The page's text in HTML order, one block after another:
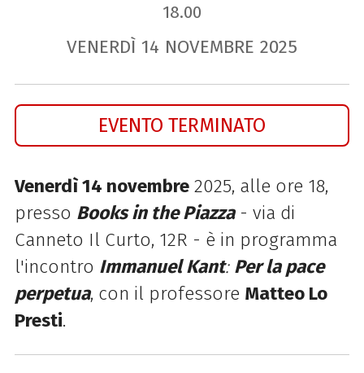
18.00
VENERDÌ 14 NOVEMBRE 2025
EVENTO TERMINATO
Venerdì 14 novembre2025, alle ore 18,
presso Books in the Piazza- via di
Canneto Il Curto, 12R - è in programma
l'incontro Immanuel Kant: Per la pace
perpetua, con il professore Matteo Lo
Presti.